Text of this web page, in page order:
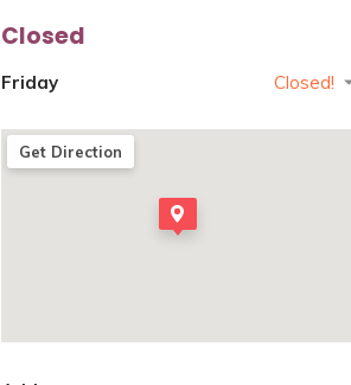
Closed
Friday Closed!
Get Direction